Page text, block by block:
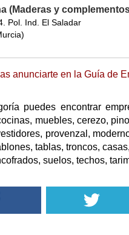
(Maderas y
Pol. Ind. El Saladar
anunciarte en la Guía de
puedes encontrar
muebles, cerezo,
provenzal,
tablas, troncos,
suelos, techos,